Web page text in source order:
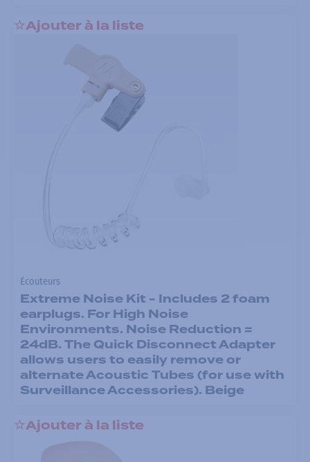
Ajouter à la liste
Écouteurs
Extreme Noise Kit - Includes 2 foam
earplugs. For High Noise
Environments. Noise Reduction =
24dB. The Quick Disconnect Adapter
allows users to easily remove or
alternate Acoustic Tubes (for use with
Surveillance Accessories). Beige
Ajouter à la liste